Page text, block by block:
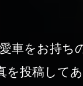
車をお持ち
を投稿して